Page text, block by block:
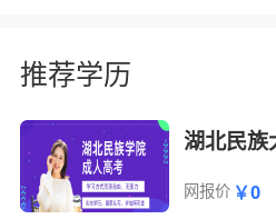
层次
号
专业名称 学制
水利水电
推荐学历
网报价 ￥0